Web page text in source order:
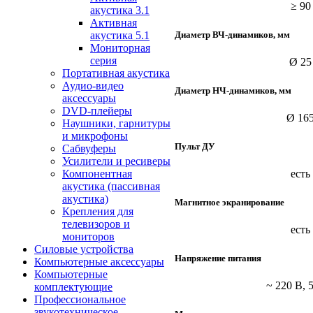
акустика 3.1
Активная
акустика 5.1
Мониторная
серия
Портативная акустика
Аудио-видео
аксессуары
DVD-плейеры
Наушники, гарнитуры
и микрофоны
Сабвуферы
Усилители и ресиверы
Компонентная
акустика (пассивная
акустика)
Крепления для
телевизоров и
мониторов
Силовые устройства
Компьютерные аксессуары
Компьютерные
комплектующие
Профессиональное
≥ 90
Диаметр ВЧ-динамиков, мм
Ø 25
Диаметр НЧ-динамиков, мм
Ø
Пульт ДУ
есть
Магнитное экранирование
есть
Напряжение питания
~ 220 В,